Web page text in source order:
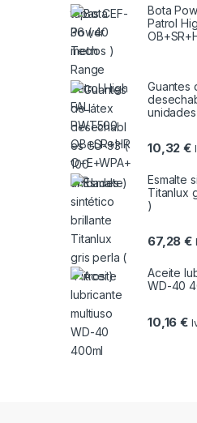
Bota
Patrol
Guantes
10,32€
Esmalte
Titanlux
)
67,28€
Aceite
WD-40
10,16€